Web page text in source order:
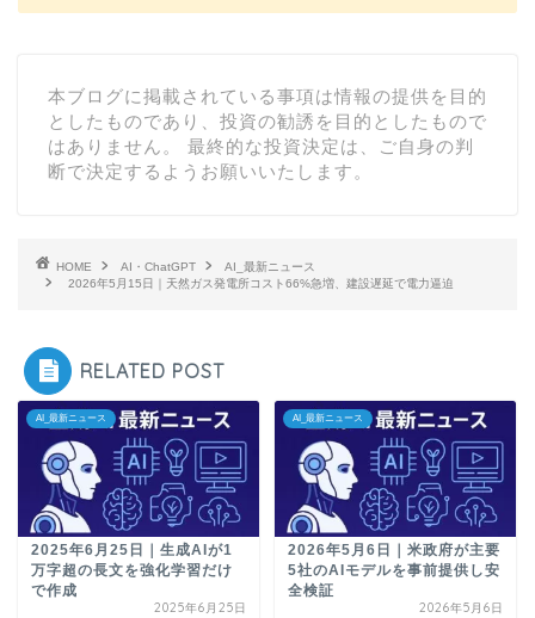
本ブログに掲載されている事項は情報の提供を目的
としたものであり、投資の勧誘を目的としたもので
はありません。 最終的な投資決定は、ご自身の判
断で決定するようお願いいたします。
HOME AI・ChatGPT
AI_最新ニュース
2026年5月15日｜天然ガス発電所コスト66%急増、建設遅延で電力逼迫
RELATED POST
AI_最新ニュース
2025年6月25日｜生成AIが1
万字超の長文を強化学習だけ
で作成
2025年6月25日
AI_最新ニュース
2026年5月6日｜米政府が主要
5社のAIモデルを事前提供し安
全検証
2026年5月6日